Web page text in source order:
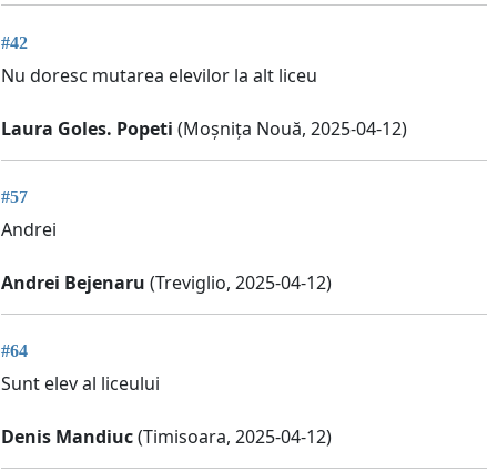
#42
Nu doresc mutarea elevilor la alt liceu
Laura Goles. Popeti (Moșnița Nouă, 2025-04-12)
#57
Andrei
Andrei Bejenaru (Treviglio, 2025-04-12)
#64
Sunt elev al liceului
Denis Mandiuc(Timisoara, 2025-04-12)